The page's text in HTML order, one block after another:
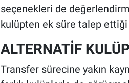
seçenekleri de
kulüpten ek süre talep
ALTERNATİF
Transfer sürecine yakın